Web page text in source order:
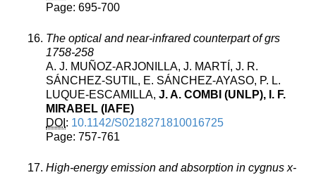
Page: 695-700
The optical and near-infrared counterpart of grs
1758-258
A. J. MUÑOZ-ARJONILLA, J. MARTÍ, J. R.
SÁNCHEZ-SUTIL, E. SÁNCHEZ-AYASO, P. L.
LUQUE-ESCAMILLA, J. A. COMBI (UNLP), I. F.
MIRABEL (IAFE)
DOI : 10.1142/S0218271810016725
Page: 757-761
High-energy emission and absorption in cygnus x-